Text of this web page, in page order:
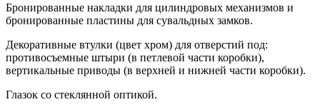
Бронированные накладки для цилиндровых механизмов и
бронированные пластины для сувальдных замков.
Декоративные втулки (цвет хром) для отверстий под:
противосъемные штыри (в петлевой части коробки),
вертикальные приводы (в верхней и нижней части коробки).
Глазок со стеклянной оптикой.